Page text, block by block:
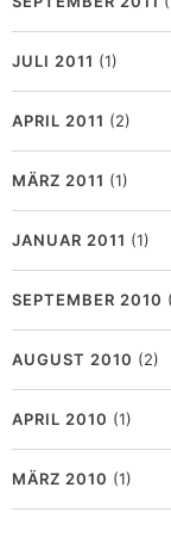
JULI 2011 (1)
APRIL 2011 (2)
MÄRZ 2011 (1)
JANUAR 2011 (1)
SEPTEMBER 2010
AUGUST 2010 (2)
APRIL 2010 (1)
MÄRZ 2010 (1)